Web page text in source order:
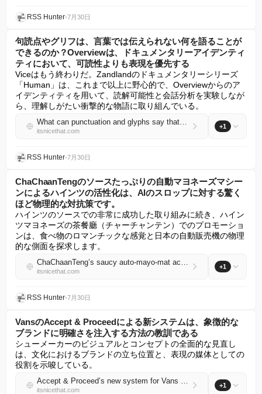
RSS Hunter•7月30日
句読点やグリフは、言葉では伝えられない何を語ることが
できるのか？Overviewは、ドキュメンタリーアイデンティ
ティにおいて、可読性よりも表現を優先する
Viceはもう終わりだ。Zandlandのドキュメンタリーシリーズ
「Human」は、これまで以上に野心的で、Overviewからのア
イデンティティを用いて、読解可能性と会話分析を実験しなが
ら、理解しがたい衝撃的な物語に取り組んでいる。
What can punctuation and glyphs say that words can’t? Overview opts for expression over legibility in documentary identity
itsnicethat.com
+1
RSS Hunter•7月30日
ChaChaanTengのソースたっぷりの自動マヨネーズマシー
ンによるハインツの活性化は、AIのスロップに対する驚く
ほど物理的な対抗策です。
ハインツのソースでの非常に成功した取り組みに続き、ハイン
ツマヨネーズの茶餐廳（チャーチャンテン）でのプロモーショ
ンは、食べ物のロマンチックな感覚と日本の自動販売機の物理
的な側面を探求します。
ChaChaanTeng’s saucy auto-mayo-mat activation for Heinz is a fantastically physical opponent to AI slop
itsnicethat.com
+1
RSS Hunter•7月30日
VansのAccept & Proceedによる新システムは、象徴的な
ブランドに明確さを注入する方法の教訓である
シューメーカーのビジュアルとコンセプトの全面的な見直し
は、文化におけるブランドの立ち位置と、表現の媒体としての
役割を示唆している。
Accept & Proceed’s new system for Vans is a lesson in how to inject clarity into an iconic brand
itsnicethat.com
+1